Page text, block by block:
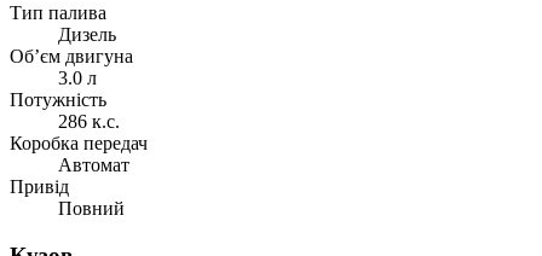
Тип палива
Дизель
Об’єм двигуна
3.0 л
Потужність
286 к.с.
Коробка передач
Автомат
Привід
Повний